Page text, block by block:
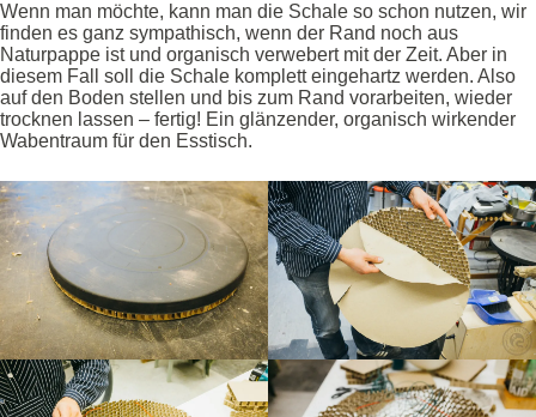
Wenn man möchte, kann man die Schale so schon nutzen, wir
finden es ganz sympathisch, wenn der Rand noch aus
Naturpappe ist und organisch verwebert mit der Zeit. Aber in
diesem Fall soll die Schale komplett eingehartz werden. Also
auf den Boden stellen und bis zum Rand vorarbeiten, wieder
trocknen lassen – fertig! Ein glänzender, organisch wirkender
Wabentraum für den Esstisch.